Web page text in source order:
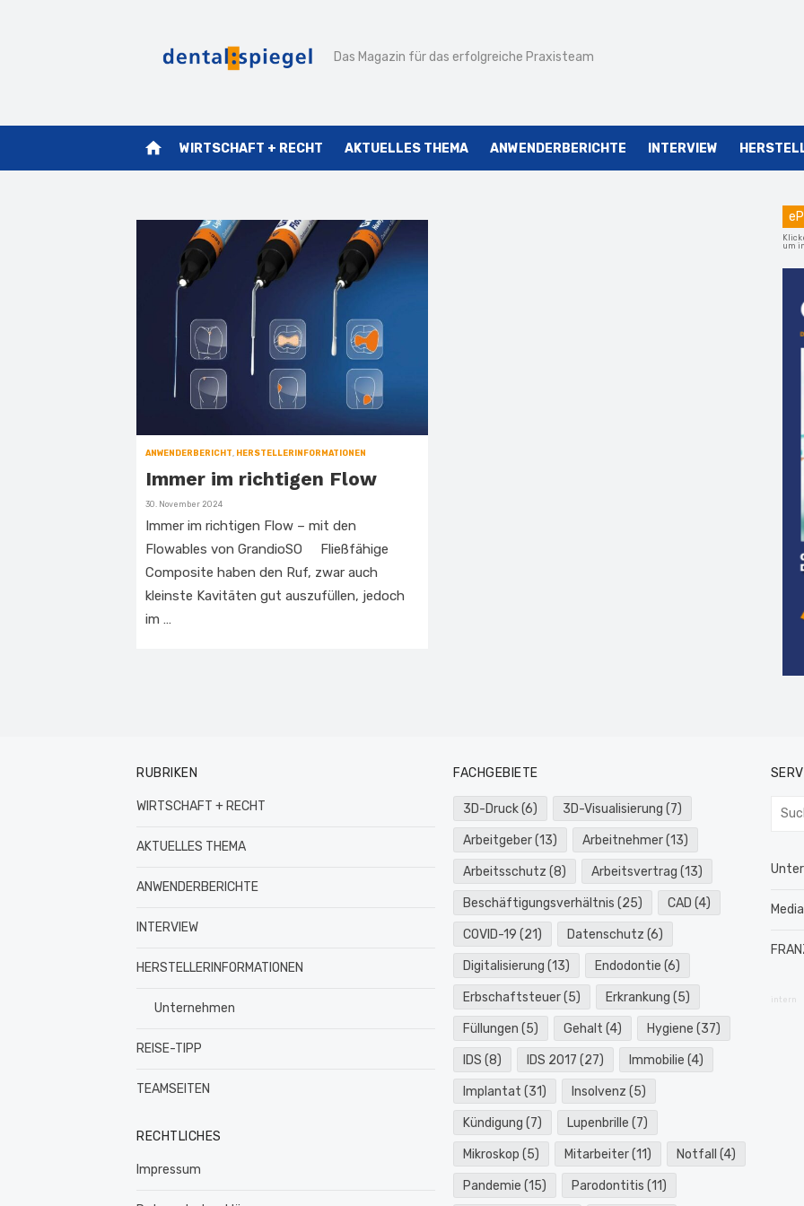
Das Magazin für das erfolgreiche Praxisteam
home WIRTSCHAFT + RECHT AKTUELLES THEMA ANWENDERBERICHTE INTERVIEW
ANWENDERBERICHT, HERSTELLERINFORMATIONEN
Immer im richtigen Flow
Veröffentlicht
30. November 2024
Immer im richtigen Flow – mit den
Flowables von GrandioSO Fließfähige
Composite haben den Ruf, zwar auch
kleinste Kavitäten gut auszufüllen, jedoch
im …
um
RUBRIKEN
WIRTSCHAFT + RECHT
AKTUELLES THEMA
ANWENDERBERICHTE
INTERVIEW
HERSTELLERINFORMATIONEN
Unternehmen
REISE-TIPP
TEAMSEITEN
RECHTLICHES
Impressum
FACHGEBIETE
3D-Druck(6) 3D-Visualisierung (7)
Arbeitgeber(13) Arbeitnehmer(13)
Arbeitsschutz (8) Arbeitsvertrag (13)
Beschäftigungsverhältnis (25) CAD (4)
COVID-19 (21) Datenschutz (6)
Digitalisierung (13) Endodontie (6)
Erbschaftsteuer(5) Erkrankung (5)
Füllungen (5) Gehalt (4) Hygiene (37)
IDS (8) IDS 2017 (27) Immobilie (4)
Implantat (31) Insolvenz (5)
Kündigung (7) Lupenbrille (7)
Mikroskop (5) Mitarbeiter(11) Notfall (4)
Pandemie (15) Parodontitis (11)
intern